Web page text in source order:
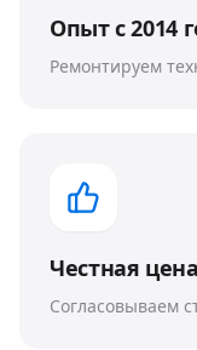
Опыт с 2014
Ремонтируем
Честная цена
Согласовываем